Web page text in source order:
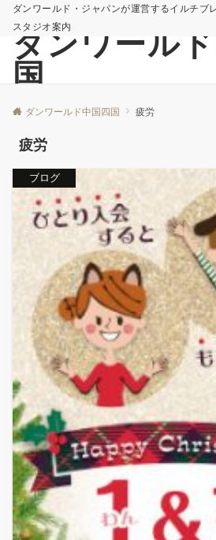
ダンワールド・ジャパンが運営するイルチブ
スタジオ案内
ダンワール
国
ダンワールド中国四国 疲労
疲労
ブログ